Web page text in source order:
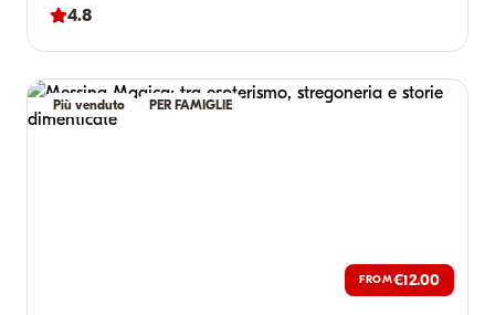
4.8
Più venduto PER FAMIGLIE
FROM€12.00